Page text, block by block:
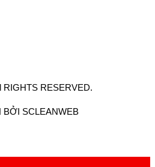
RIGHTS RESERVED.
BỞI SCLEANWEB